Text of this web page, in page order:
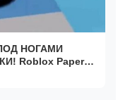
НОГАМИ
Roblox Paper